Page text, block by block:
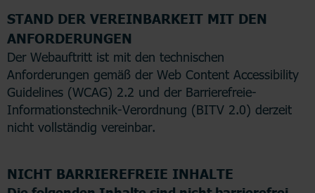
STAND DER VEREINBARKEIT MIT DEN
ANFORDERUNGEN
Der Webauftritt ist mit den technischen
Anforderungen gemäß der Web Content Accessibility
Guidelines (WCAG) 2.2 und der Barrierefreie-
Informationstechnik-Verordnung (BITV 2.0) derzeit
nicht vollständig vereinbar.
NICHT BARRIEREFREIE INHALTE